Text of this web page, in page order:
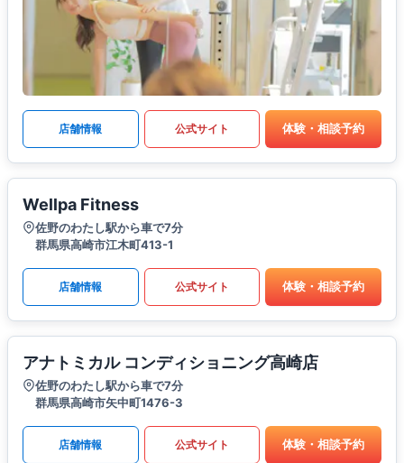
店舗情報 公式サイト 体験・相談予約
Wellpa Fitness
佐野のわたし駅から車で7分
群馬県高崎市江木町413-1
店舗情報 公式サイト 体験・相談予約
アナトミカル コンディショニング高崎店
佐野のわたし駅から車で7分
群馬県高崎市矢中町1476-3
店舗情報 公式サイト 体験・相談予約